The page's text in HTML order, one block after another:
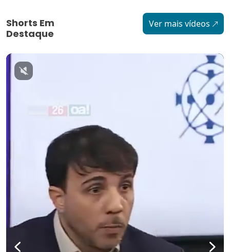
Shorts Em
Destaque
Ver mais vídeos